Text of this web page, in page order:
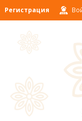
Регистрация